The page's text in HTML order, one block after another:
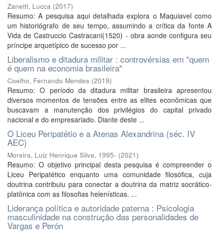
Zanetti, Lucca (2017)
Resumo: A pesquisa aqui detalhada explora o Maquiavel como
um historiógrafo de seu tempo, assumindo a crítica da fonte A
Vida de Castruccio Castracani(1520) - obra aonde configura seu
príncipe arquetípico de sucesso por ...
Liberalismo e ditadura militar : controvérsias em "quem
é quem na economia brasileira"
Coelho, Fernando Mendes (2019)
Resumo: O período da ditadura militar brasileira apresentou
diversos momentos de tensões entre as elites econômicas que
buscavam a manutenção dos privilégios do capital privado
nacional e do empresariado. Diante deste ...
O Liceu Peripatétio e a Atenas Alexandrina (séc. IV
AEC)
Moreira, Luiz Henrique Silva, 1995- (2021)
Resumo: O objetivo principal desta pesquisa é compreender o
Liceu Peripatético enquanto uma comunidade filosófica, cuja
doutrina contribuiu para conectar a doutrina da matriz socrático-
platônica com as filosofias helenísticas. ...
Liderança política e autoridade paterna : Psicologia
masculinidade na construção das personalidades de
Vargas e Perón